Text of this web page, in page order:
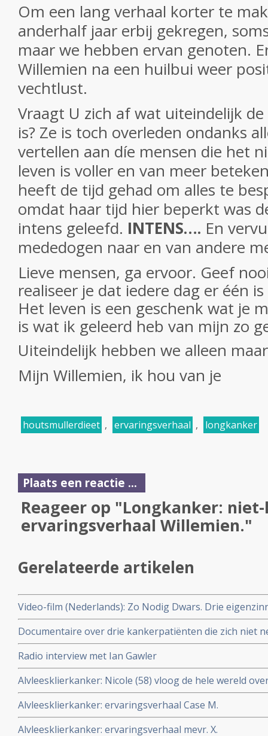
Om een lang verhaal korter te
anderhalf jaar erbij gekregen,
maar we hebben ervan genoten.
Willemien na een huilbui weer
vechtlust.
Vraagt U zich af wat uiteindelijk
is? Ze is toch overleden ondanks
vertellen aan díe mensen die het
leven is voller en van meer
heeft de tijd gehad om alles te
omdat haar tijd hier beperkt was
intens geleefd. INTENS…. En
mededogen naar en van andere
Lieve mensen, ga ervoor. Geef
realiseer je dat iedere dag er één
Het leven is een geschenk wat je
is wat ik geleerd heb van mijn zo
Uiteindelijk hebben we alleen
Mijn Willemien, ik hou van je
houtsmullerdieet , ervaringsverhaal , longkanker
Plaats een reactie ...
Reageer op "Longkanker:
ervaringsverhaal Willemien."
Gerelateerde artikelen
Video-film (Nederlands): Zo Nodig Dwars. Drie
genezing van kanker.
Documentaire over drie kankerpatiënten die zich niet
ongeneeslijk te zijn.
Radio interview met Ian Gawler
Alvleesklierkanker: Nicole (58) vloog de hele wereld
maar dan een stukje hoger
Alvleesklierkanker: ervaringsverhaal Case M.
Alvleesklierkanker: ervaringsverhaal mevr. X.